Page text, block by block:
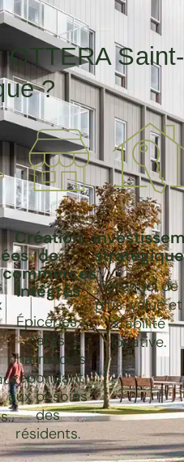
OTTERA Saint-
?
Création
de
commerces
intégrés
Épiceries,
cafés,
pharmacies,
répondant
aux besoins
des
résidents.
stratégique
Potentiel de
plus-value et
stabilité
locative.